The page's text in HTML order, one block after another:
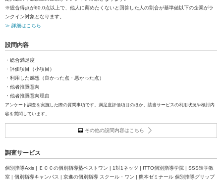
※総合得点が60.0点以上で、他人に薦めたくないと回答した人の割合が基準値以下の企業がラ
ンクイン対象となります。
≫ 詳細はこちら
設問内容
・総合満足度
・評価項目（小項目）
・利用した感想（良かった点・悪かった点）
・他者推奨意向
・他者推奨意向理由
アンケート調査を実施した際の質問事項です。満足度評価項目のほか、該当サービスの利用状況や検討内
容を質問しています。
その他の設問内容はこちら
調査サービス
個別指導Axis | ＥＣＣの個別指導塾ベストワン | 1対1ネッツ | ITTO個別指導学院 | SSS進学教
室 | 個別指導キャンパス | 京進の個別指導 スクール・ワン | 熊本ゼミナール 個別指導グリップ